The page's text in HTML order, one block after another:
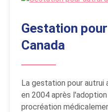
Gestation
Canada
La gestation pour autrui
en 2004 après
procréation